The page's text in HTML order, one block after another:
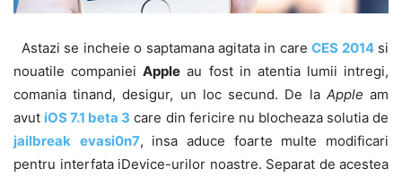
Astazi se incheie o saptamana agitata in careCES 2014si
nouatile companieiApple au fost in atentia lumii intregi,
comania tinand, desigur, un loc secund. De la Apple am
avut iOS 7.1 beta 3 care din fericire nu blocheaza solutia de
jailbreak evasi0n7, insa aduce foarte multe modificari
pentru interfata iDevice-urilor noastre. Separat de acestea